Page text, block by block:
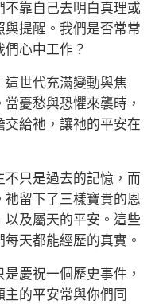
靠自己去明白真理或
提醒。我們是否常常
心中工作？
世代充滿變動與焦
憂愁與恐懼來襲時，
給祂，讓祂的平安在
只是過去的記憶，而
留下了三樣寶貴的恩
及屬天的平安。這些
天都能經歷的真實。
慶祝一個歷史事件，
的平安常與你們同